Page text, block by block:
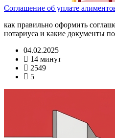
Соглашение об уплате
как правильно оформить
нотариуса и какие документы
04.02.2025
14 минут
2549
5